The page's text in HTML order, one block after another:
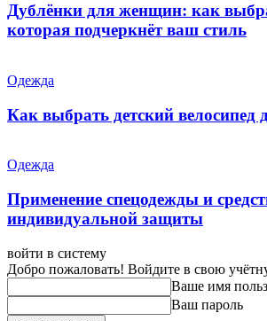
Дублёнки для женщин: как
которая подчеркнёт ваш стиль
Одежда
Как выбрать детский велосипед
Одежда
Применение спецодежды и
индивидуальной защиты
войти в систему
Добро пожаловать! Войдите в свою
Ваше имя
Ваш пароль